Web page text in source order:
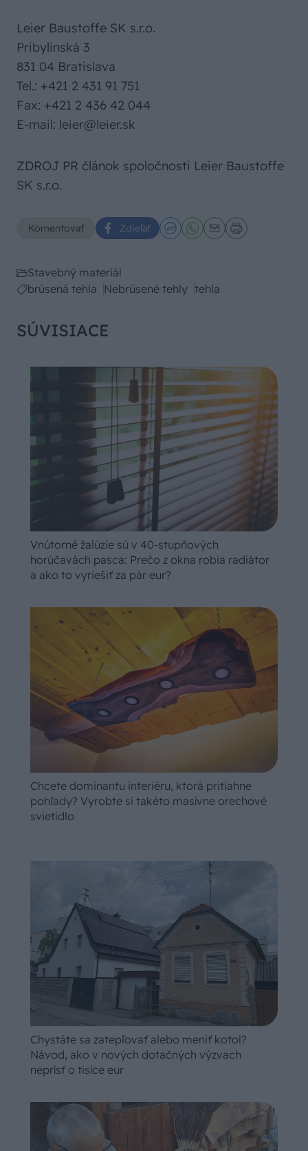
Leier Baustoffe SK s.r.o.
Pribylinská 3
831 04 Bratislava
Tel.: +421 2 431 91 751
Fax: +421 2 436 42 044
E-mail: leier@leier.sk
ZDROJ PR článok spoločnosti Leier Baustoffe
SK s.r.o.
Komentovať Zdieľať
Stavebný materiál
brúsená tehla
Nebrúsené tehly tehla
SÚVISIACE
Vnútorné žalúzie sú v 40-stupňových
horúčavách pasca: Prečo z okna robia radiátor
a ako to vyriešiť za pár eur?
Chcete dominantu interiéru, ktorá pritiahne
pohľady? Vyrobte si takéto masívne orechové
svietidlo
Chystáte sa zatepľovať alebo meniť kotol?
Návod, ako v nových dotačných výzvach
neprísť o tisíce eur